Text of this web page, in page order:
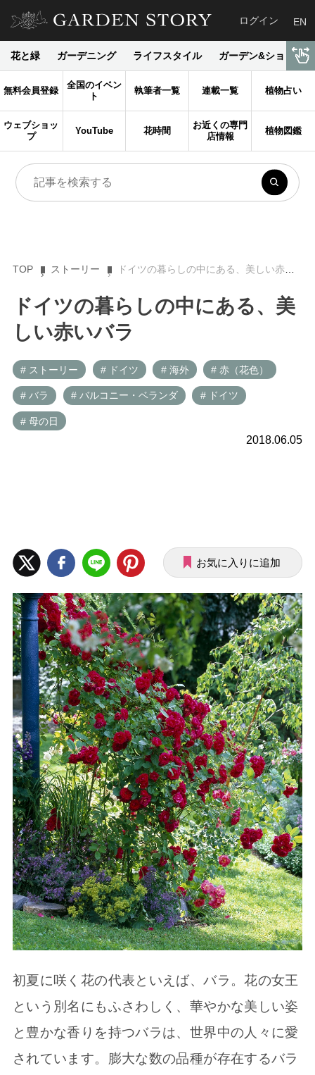
ログイン EN
花と緑 ガーデニング ライフスタイル ガーデン&ショップ
無料会員登録
全国のイベン
ト
執筆者一覧 連載一覧 植物占い
ウェブショッ
プ
YouTube 花時間
お近くの専門
店情報
植物図鑑
TOP ストーリー ドイツの暮らしの中にある、美しい赤いバラ
ドイツの暮らしの中にある、美
しい赤いバラ
# ストーリー # ドイツ # 海外 # 赤（花色）
# バラ # バルコニー・ベランダ # ドイツ
# 母の日
2018.06.05
お気に入りに追加
初夏に咲く花の代表といえば、バラ。花の女王
という別名にもふさわしく、華やかな美しい姿
と豊かな香りを持つバラは、世界中の人々に愛
されています。膨大な数の品種が存在するバラ